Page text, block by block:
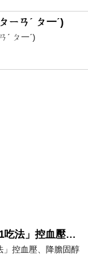
ㄧㄢˊ ㄆ一ˊ)
ˊ ㄆ一ˊ)
不只少吃鹽！專家曝「1吃法」控血壓、降膽固醇 - 得舒飲食(DASH Diet)
」控血壓、降膽固醇